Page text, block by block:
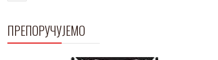
ПРЕПОРУЧУЈЕМО